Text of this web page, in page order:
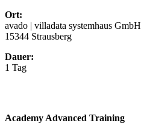
Ort:
avado | villadata systemhaus GmbH
15344 Strausberg
Dauer:
1 Tag
Academy Advanced Training